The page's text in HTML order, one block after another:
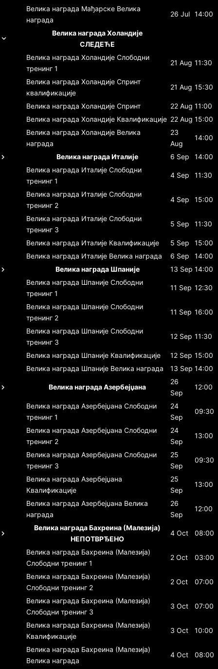
Велика награда Мађарске Велика
награда
26 Jul 14:00
Велика награда Холандије
СЛЕДЕЋЕ
Велика награда Холандије Слободни
тренинг 1
21 Aug 11:30
Велика награда Холандије Спринт
квалификације
21 Aug 15:30
Велика награда Холандије Спринт 22 Aug 11:00
Велика награда Холандије Квалификације 22 Aug 15:00
Велика награда Холандије Велика
награда
23
Aug
14:00
Велика награда Италије 6 Sep
14:00
Велика награда Италије Слободни
тренинг 1
4 Sep 11:30
Велика награда Италије Слободни
тренинг 2
4 Sep 15:00
Велика награда Италије Слободни
тренинг 3
5 Sep 11:30
Велика награда Италије Квалификације 5 Sep
15:00
Велика награда Италије Велика награда 6 Sep
14:00
Велика награда Шпаније
13 Sep 14:00
Велика награда Шпаније Слободни
тренинг 1
11 Sep 12:30
Велика награда Шпаније Слободни
тренинг 2
11 Sep 16:00
Велика награда Шпаније Слободни
тренинг 3
12 Sep 11:30
Велика награда Шпаније Квалификације 12 Sep 15:00
Велика награда Шпаније Велика награда 13 Sep 14:00
Велика награда Азербејџана
26
Sep
12:00
Велика награда Азербејџана Слободни
тренинг 1
24
Sep
09:30
Велика награда Азербејџана Слободни
тренинг 2
24
Sep
13:00
Велика награда Азербејџана Слободни
тренинг 3
25
Sep
09:30
Велика награда Азербејџана
Квалификације
25
Sep
13:00
Велика награда Азербејџана Велика
награда
26
Sep
12:00
Велика награда Бахреина (Малезија)
НЕПОТВРЂЕНО
4 Oct 08:00
Велика награда Бахреина (Малезија)
Слободни тренинг 1
2 Oct 03:00
Велика награда Бахреина (Малезија)
Слободни тренинг 2
2 Oct 07:00
Велика награда Бахреина (Малезија)
Слободни тренинг 3
3 Oct 07:00
Велика награда Бахреина (Малезија)
Квалификације
3 Oct 10:00
Велика награда Бахреина (Малезија)
Велика награда
4 Oct 08:00